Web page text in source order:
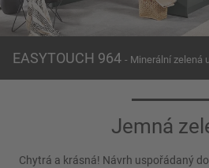
EASYTOUCH 964 - Minerální zelená
Jemná
Chytrá a krásná! Návrh uspořádaný